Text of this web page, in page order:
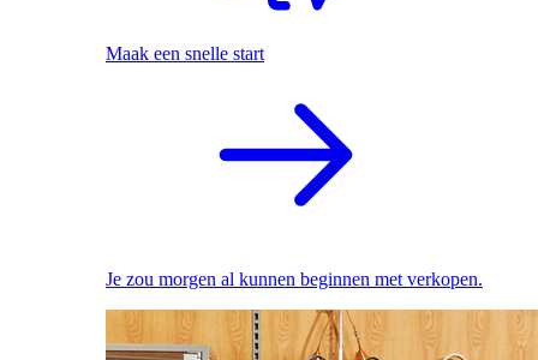
Maak een snelle start
Je zou morgen al kunnen beginnen met verkopen.